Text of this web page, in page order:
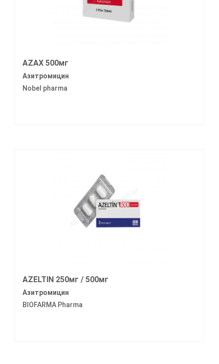
AZAX 500мг
Азитромицин
Nobel pharma
AZELTIN 250мг / 500мг
Азитромицин
BIOFARMA Pharma